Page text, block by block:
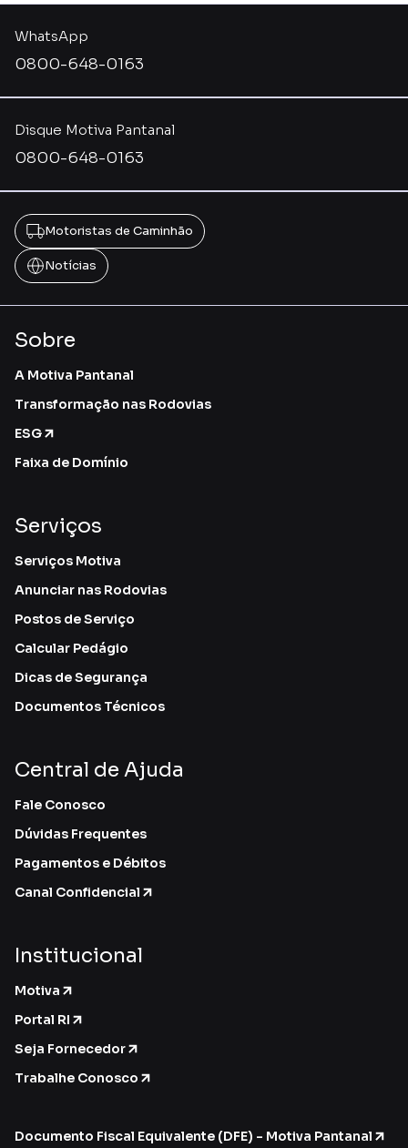
Disque Motiva Pantanal
0800-648-0163
WhatsApp
0800-648-0163
Motoristas de Caminhão
Notícias
Sobre
A Motiva Pantanal
Transformação nas Rodovias
ESG
Faixa de Domínio
Serviços
Serviços Motiva
Anunciar nas Rodovias
Postos de Serviço
Calcular Pedágio
Dicas de Segurança
Documentos Técnicos
Central de Ajuda
Fale Conosco
Dúvidas Frequentes
Pagamentos e Débitos
Canal Confidencial
Institucional
Motiva
Portal RI
Seja Fornecedor
Trabalhe Conosco
Documento Fiscal Equivalente (DFE) - Motiva Pantanal